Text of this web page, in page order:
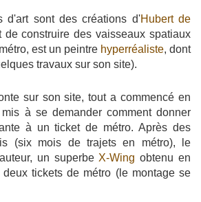
d'art sont des créations d'Hubert de
de construire des vaisseaux spatiaux
est un peintre hyperréaliste, dont
travaux sur son site).
sur son site, tout a commencé en
à se demander comment donner
à un ticket de métro. Après des
(six mois de trajets en métro), le
un superbe X-Wing obtenu en
tickets de métro (le montage se